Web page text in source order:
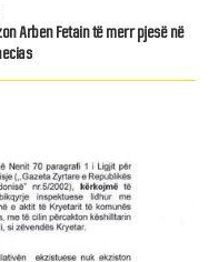
Arben Fetain të merr pjesë në